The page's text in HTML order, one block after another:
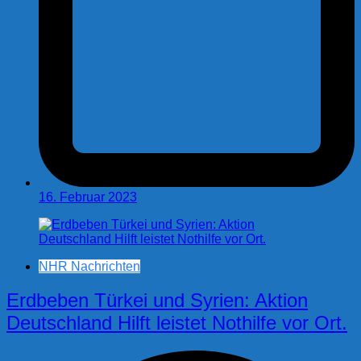
16. Februar 2023
NHR Nachrichten
Erdbeben Türkei und Syrien: Aktion
Deutschland Hilft leistet Nothilfe vor Ort.